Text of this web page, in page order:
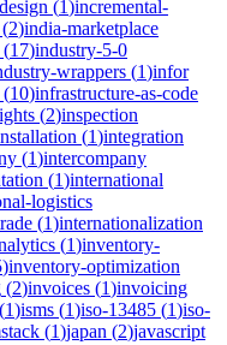
(1)incremental-
(2)india-marketplace
(17)industry-5-0
wrappers (1)infor
(10)infrastructure-as-code
(2)inspection
(1)integration
(1)intercompany
(1)international
logistics
(1)internationalization
(1)inventory-
)inventory-optimization
(2)invoices (1)invoicing
(1)isms (1)iso-13485 (1)iso-
(1)japan (2)javascript